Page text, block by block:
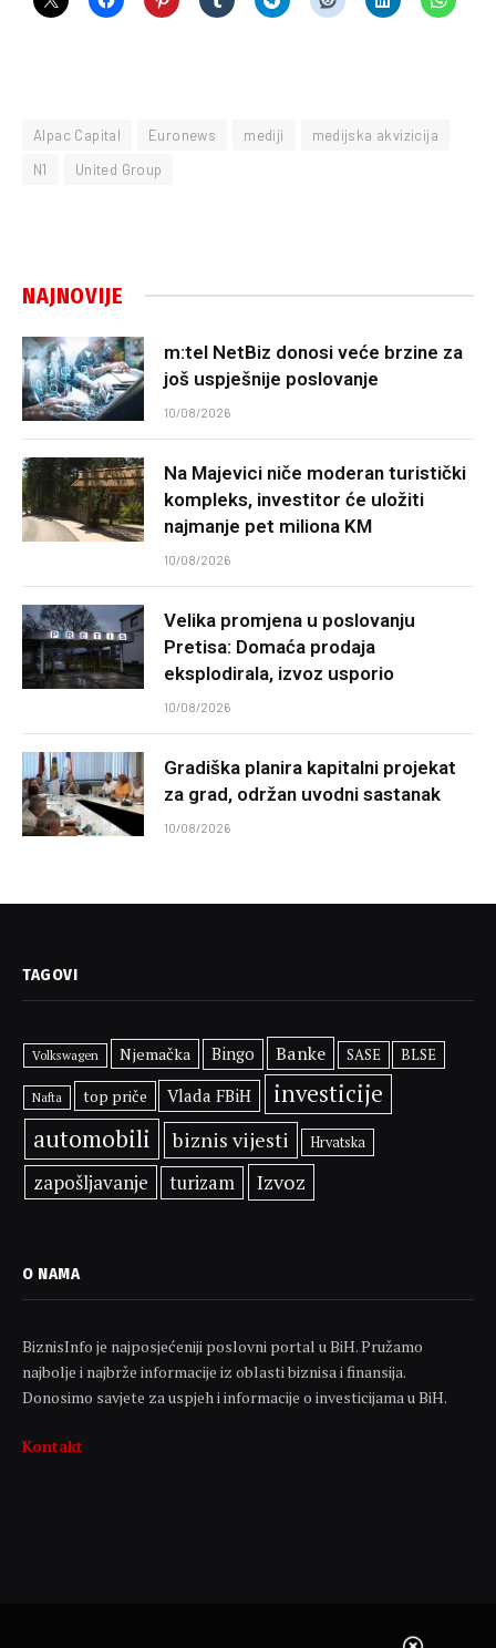
Alpac Capital Euronews mediji
medijska akvizicija
N1
United Group
NAJNOVIJE
m:tel NetBiz donosi veće brzine za
još uspješnije poslovanje
10/08/2026
Na Majevici niče moderan turistički
kompleks, investitor će uložiti
najmanje pet miliona KM
10/08/2026
Velika promjena u poslovanju
Pretisa: Domaća prodaja
eksplodirala, izvoz usporio
10/08/2026
Gradiška planira kapitalni projekat
za grad, održan uvodni sastanak
10/08/2026
TAGOVI
Volkswagen Njemačka Bingo Banke SASE BLSE
Nafta top priče Vlada FBiH investicije
automobili biznis vijesti Hrvatska
zapošljavanje turizam Izvoz
O NAMA
BiznisInfo je najposjećeniji poslovni portal u BiH. Pružamo
najbolje i najbrže informacije iz oblasti biznisa i finansija.
Donosimo savjete za uspjeh i informacije o investicijama u BiH.
Kontakt